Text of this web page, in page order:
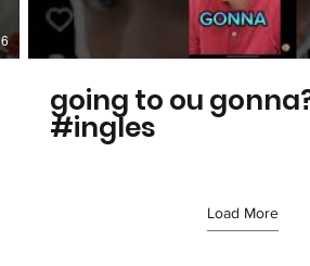
going to ou
#ingles
Load More